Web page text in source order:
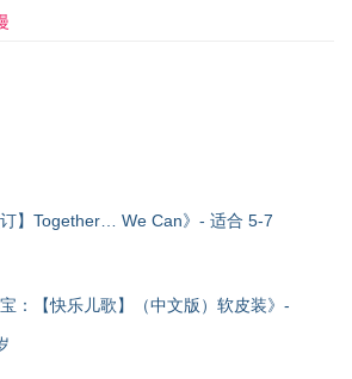
】Together… We Can》- 适合 5-7
：【快乐儿歌】（中文版）软皮装》-